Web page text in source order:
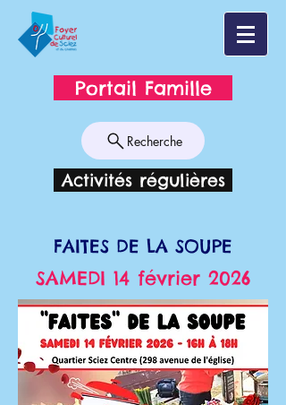
Portail Famille
Recherche
Activités régulières
FAITES DE LA SOUPE
SAMEDI 14 février 2026